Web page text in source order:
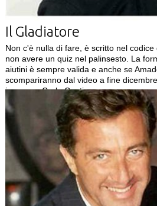
Il Gladiatore
Non c'è nulla di fare, è scritto nel
non avere un quiz nel palinsesto. La
aiutini è sempre valida e anche se
scompariranno dal video a fine
in campo Carlo Conti.